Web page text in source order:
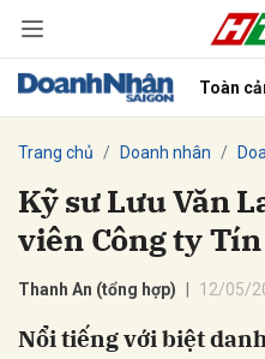
Toàn
Trang chủ Doanh nhân
Kỹ sư Lưu Văn
viên Công ty
Thanh An (tổng hợp) 12/05/
Nổi tiếng với biệt